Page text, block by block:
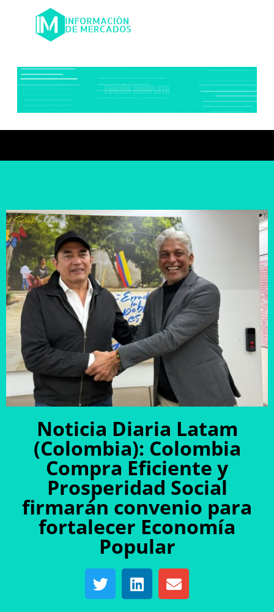
Noticia Diaria Latam
(Colombia): Colombia
Compra Eficiente y
Prosperidad Social
firmarán convenio para
fortalecer Economía
Popular